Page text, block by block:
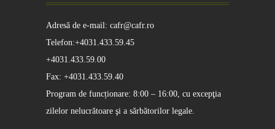
Adresă de e-mail: cafr@cafr.ro
Telefon:+4031.433.59.45
+4031.433.59.00
Fax: +4031.433.59.40
Program de funcționare: 8:00 – 16:00, cu excepţia
zilelor nelucrătoare şi a sărbătorilor legale.